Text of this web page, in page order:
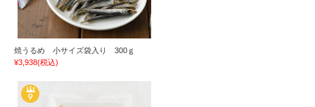
焼うるめ 小サイズ袋入り 300ｇ
¥3,938(税込)